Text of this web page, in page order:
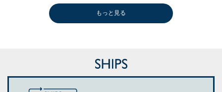
もっと見る